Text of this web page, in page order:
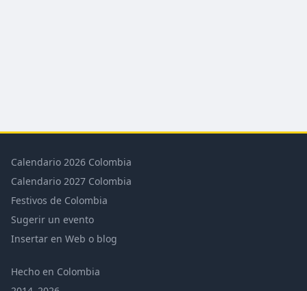
Calendario 2026 Colombia
Calendario 2027 Colombia
Festivos de Colombia
Sugerir un evento
Insertar en Web o blog
Hecho en Colombia